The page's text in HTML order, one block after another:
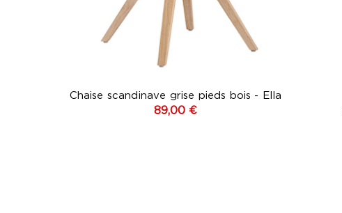
Chaise scandinave grise pieds bois - Ella
89,00 €